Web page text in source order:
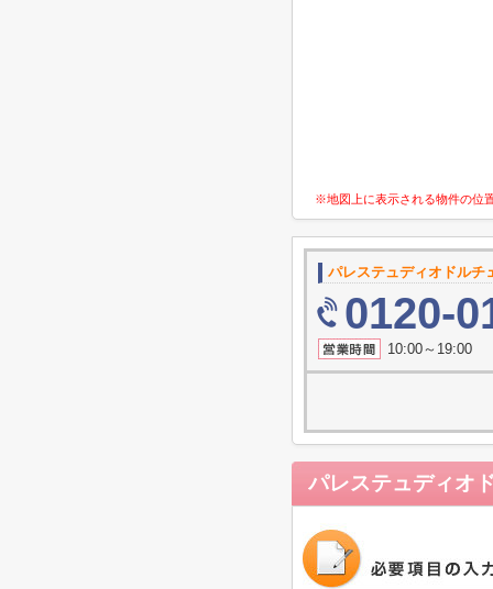
※地図上に表示される物件の位
パレステュディオドルチ
0120-
10:00～19:00
パレステュディオ